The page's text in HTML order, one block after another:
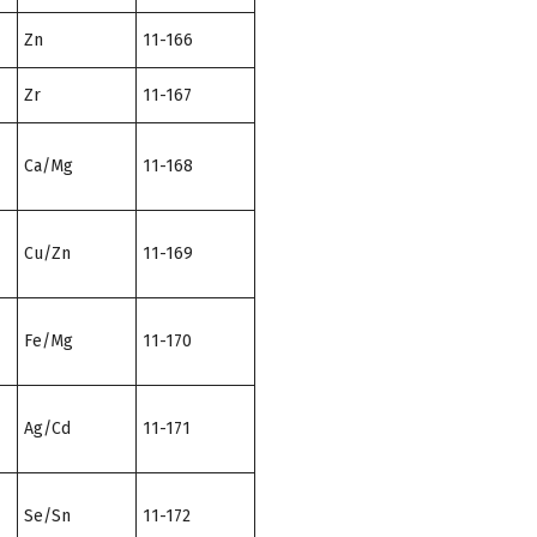
Zn 11-166
Zr 11-167
Ca/Mg 11-168
Cu/Zn 11-169
Fe/Mg 11-170
Ag/Cd 11-171
Se/Sn 11-172